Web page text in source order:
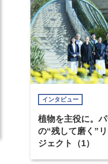
インタビュー
植物を主役に。
の“残して磨く”
ジェクト（1）